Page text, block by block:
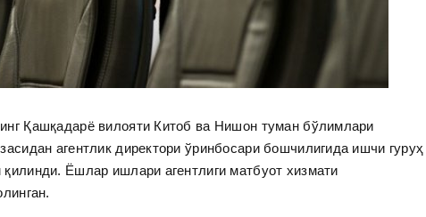
Қашқадарё вилояти Китоб ва Нишон туман бўлимлари
агентлик директори ўринбосари бошчилигида ишчи гуруҳ
Ёшлар ишлари агентлиги матбуот хизмати